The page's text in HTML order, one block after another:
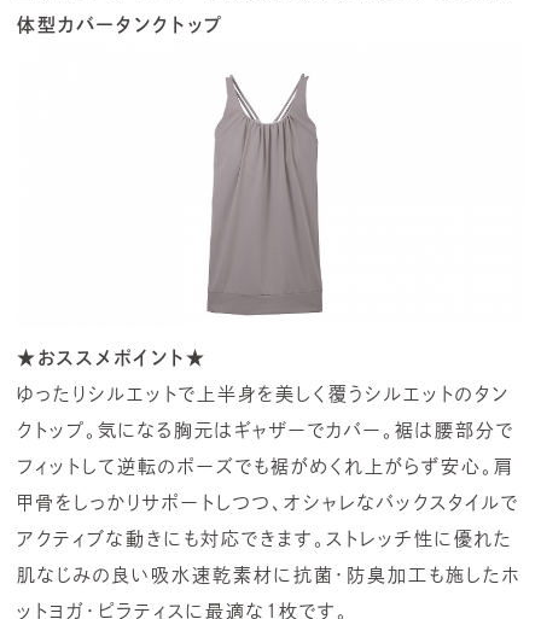
体型カバータンクトップ
★おススメポイント★
ゆったりシルエットで上半身を美しく覆うシルエットのタン
クトップ。気になる胸元はギャザーでカバー。裾は腰部分で
フィットして逆転のポーズでも裾がめくれ上がらず安心。肩
甲骨をしっかりサポートしつつ、オシャレなバックスタイルで
アクティブな動きにも対応できます。ストレッチ性に優れた
肌なじみの良い吸水速乾素材に抗菌・防臭加工も施したホ
ットヨガ・ピラティスに最適な1枚です。